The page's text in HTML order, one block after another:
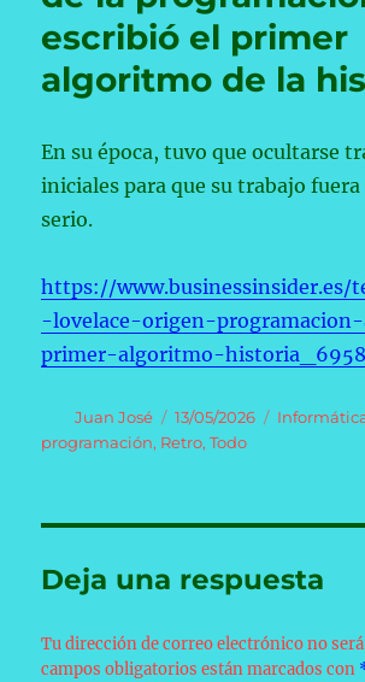
escribió el primer
algoritmo de la
En su época, tuvo que ocultarse
iniciales para que su trabajo
serio.
https://www.businessinsider.es/
-lovelace-origen-
primer-algoritmo-
Autor
Juan José
Publicado
el
13/05/2026 Categorías
programación, Retro,Todo
Deja una respuesta
Tu dirección de correo electrónico no
campos obligatorios están marcados con